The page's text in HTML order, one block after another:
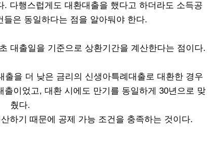
다행스럽게도 대환대출을 했다고 하더라도 소득공
은 동일하다는 점을 알아둬야 한다.
대출일을 기준으로 상환기간을 계산한다는 점이다.
을 더 낮은 금리의 신생아특례대출로 대환한 경우
이었고, 대환 시에도 만기를 동일하게 30년으로 맞
췄다.
하기 때문에 공제 가능 조건을 충족하는 것이다.